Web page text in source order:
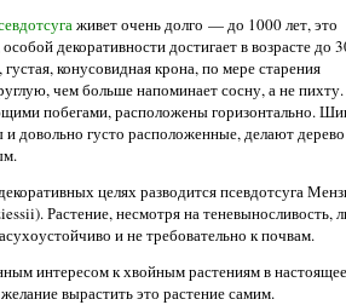
живет очень долго — до 1000 лет, это
декоративности достигает в возрасте до
конусовидная крона, по мере старения
чем больше напоминает сосну, а не
побегами, расположены горизонтально.
довольно густо расположенные, делают дерево
целях разводится псевдотсуга
Растение, несмотря на теневыносливость,
и не требовательно к почвам.
интересом к хвойным растениям в настоящее
вырастить это растение самим.